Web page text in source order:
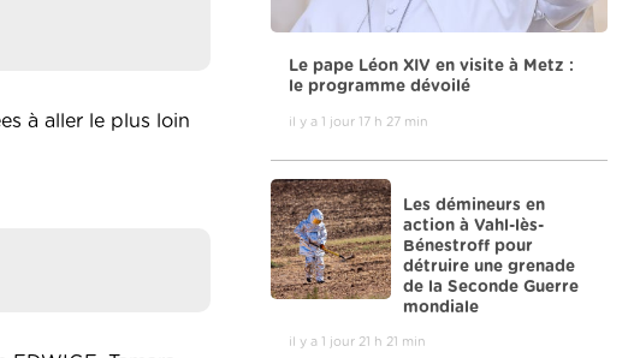
à aller le plus loin
Le pape Léon XIV en visite à Metz :
le programme dévoilé
il y a 1 jour 17 h 27 min
Les démineurs en
action à Vahl-lès-
Bénestroff pour
détruire une grenade
de la Seconde Guerre
mondiale
il y a 1 jour 21 h 21 min